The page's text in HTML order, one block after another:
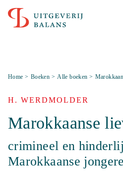
Home > Boeken > Alle boeken >
H. WERDMOLDER
Marokkaanse
crimineel en
Marokkaanse